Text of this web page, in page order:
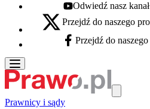
Youtube - otwiera się w
Odwiedź nasz
X - otwiera się w nowej karcie
Przejdź do naszego
Facebook - otwiera się w
Przejdź do
Prawnicy i sądy